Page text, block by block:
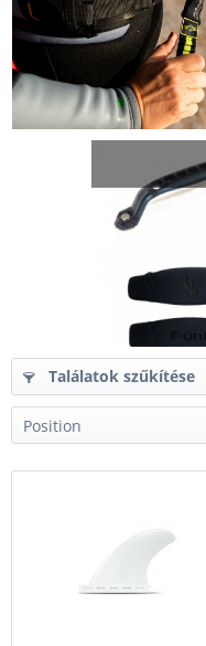
Találatok szűkítése